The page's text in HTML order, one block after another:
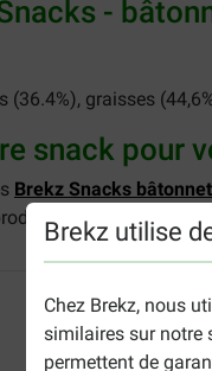
Brekz utilise
Chez Brekz, nous
similaires sur notre
permettent de
-
(36.4%), graisses
snack pour
Brekz Snacks
snack sur la page